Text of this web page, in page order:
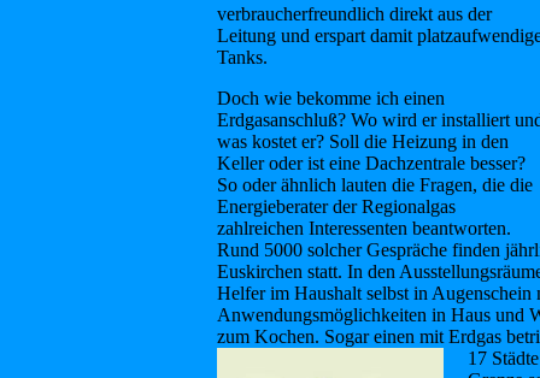
verbraucherfreundlich direkt aus der
Leitung und erspart damit
Tanks.
Doch wie bekomme ich einen
Erdgasanschluß? Wo wird er installiert
was kostet er? Soll die Heizung in den
Keller oder ist eine Dachzentrale besser?
So oder ähnlich lauten die Fragen, die die
Energieberater der Regionalgas
zahlreichen Interessenten beantworten.
Rund 5000 solcher Gespräche finden
Euskirchen statt. In den
Helfer im Haushalt selbst in Augenschein
Anwendungsmöglichkeiten in Haus und
zum Kochen. Sogar einen mit Erdgas
17